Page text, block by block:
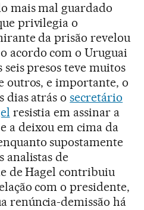
mais mal guardado
privilegia o
da prisão revelou
acordo com o Uruguai
presos teve muitos
outros, e importante, o
dias atrás osecretário
resistia em assinar a
a deixou em cima da
supostamente
analistas de
de Hagel contribuiu
com o presidente,
renúncia-demissão há